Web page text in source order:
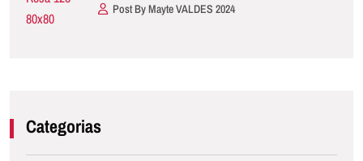
Post By Mayte VALDES 2024
Categorias